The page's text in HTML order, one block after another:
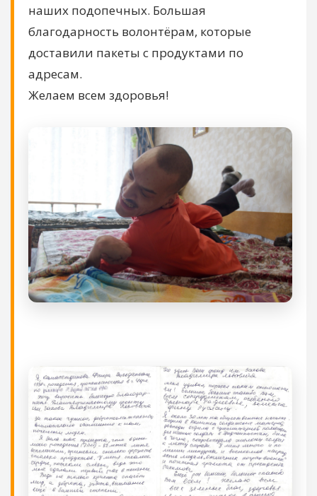
наших подопечных. Большая
благодарность волонтёрам, которые
доставили пакеты с продуктами по
адресам.
Желаем всем здоровья!